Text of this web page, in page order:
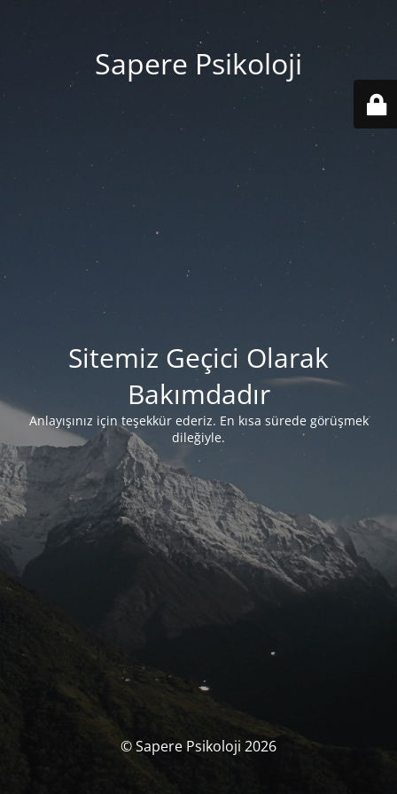
Sapere Psikoloji
Sitemiz Geçici Olarak
Bakımdadır
Anlayışınız için teşekkür ederiz. En kısa sürede görüşmek
dileğiyle.
© Sapere Psikoloji 2026